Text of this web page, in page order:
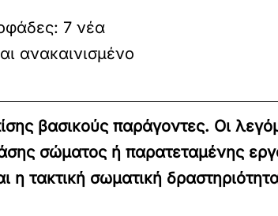
7 νέα
ανακαινισμένο
βασικούς παράγοντες. Οι
σώματος ή παρατεταμένης
η τακτική σωματική